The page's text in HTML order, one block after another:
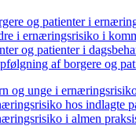
og patienter i
i ernæringsrisiko i
og patienter i
af borgere og
og unge i
hos indlagte
i almen